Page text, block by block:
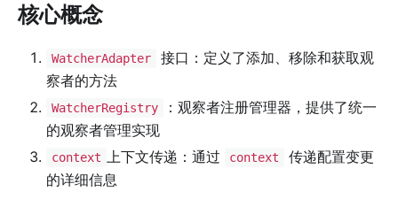
核心概念
WatcherAdapter
接口：定义了添加、移除和获取观
察者的方法
WatcherRegistry
：观察者注册管理器，提供了统一
的观察者管理实现
context 上下文传递：通过 context
传递配置变更
的详细信息